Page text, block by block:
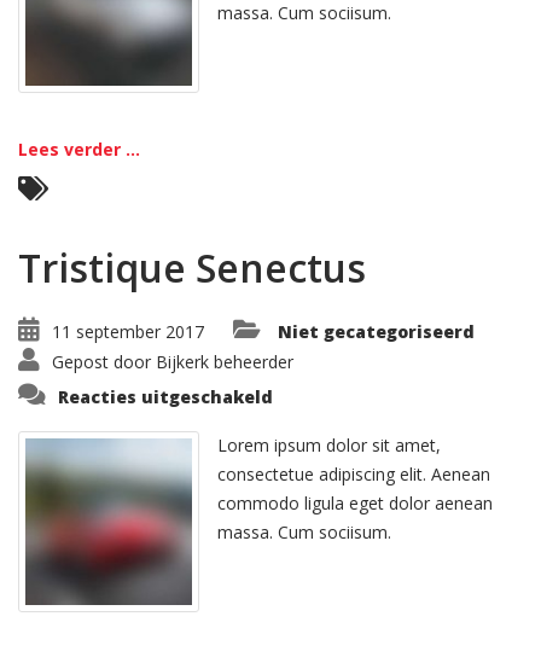
massa. Cum sociisum.
Lees verder ...
Tristique Senectus
11 september 2017
Niet gecategoriseerd
Gepost door Bijkerk beheerder
Reacties uitgeschakeld
Lorem ipsum dolor sit amet,
consectetue adipiscing elit. Aenean
commodo ligula eget dolor aenean
massa. Cum sociisum.